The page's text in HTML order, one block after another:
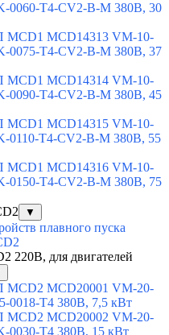
0060-T4-CV2-B-M 380В, 30
MCD14313 VM-10-
0075-T4-CV2-B-M 380В, 37
MCD14314 VM-10-
0090-T4-CV2-B-M 380В, 45
MCD14315 VM-10-
0110-T4-CV2-B-M 380В, 55
MCD14316 VM-10-
0150-T4-CV2-B-M 380В, 75
▼
плавного пуска
220В, для двигателей
MCD20001 VM-20-
0018-T4 380В, 7,5 кВт
MCD20002 VM-20-
0030-T4 380В, 15 кВт